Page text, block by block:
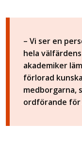
– Vi ser en
hela
akademiker
förlorad
medborgarna,
ordförande för